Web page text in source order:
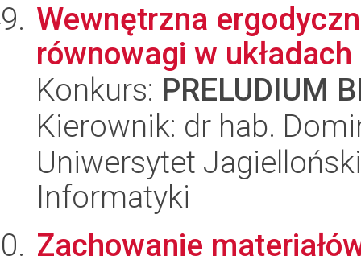
Wewnętrzna
równowagi w
Konkurs: PRELUDIUM
Kierownik: dr hab.
Uniwersytet
Informatyki
Zachowanie